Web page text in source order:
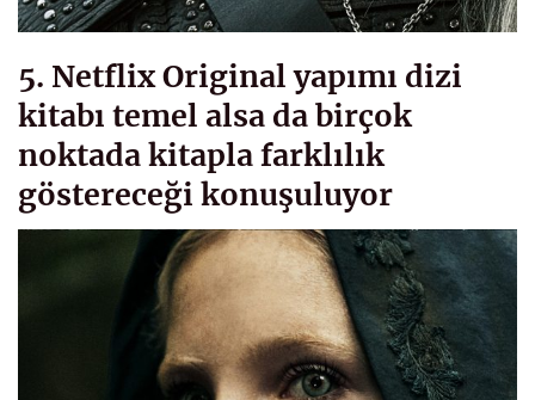
5. Netflix Original yapımı dizi
kitabı temel alsa da birçok
noktada kitapla farklılık
göstereceği konuşuluyor